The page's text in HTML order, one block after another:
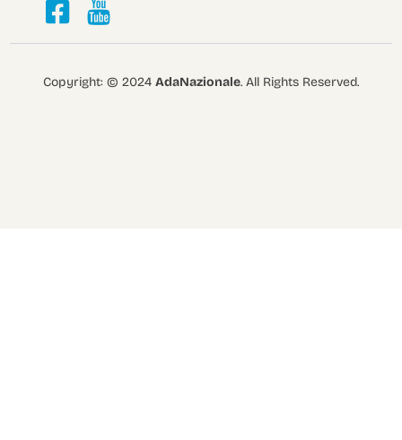
Copyright: © 2024 AdaNazionale. All Rights Reserved.